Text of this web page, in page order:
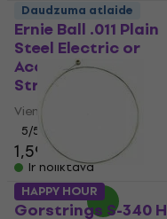
Ernie Ball .011 Plain
Steel Electric or
Acoustic Guitar
Strings 6 Pack
Viena ģitāras stīga
5/5
1,59 €
Ir noliktavā
Daudzuma atlaide
Gorstrings S-340 H
HAPPY HOUR